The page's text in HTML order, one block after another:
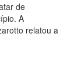
de
A
relatou a